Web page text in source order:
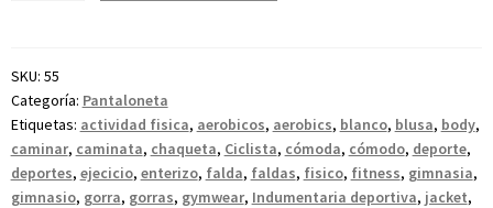
SKU: 55
Categoría: Pantaloneta
Etiquetas: actividad fisica, aerobicos, aerobics, blanco, blusa, body,
caminar, caminata, chaqueta, Ciclista, cómoda, cómodo, deporte,
deportes, ejecicio, enterizo, falda, faldas, fisico, fitness, gimnasia,
gimnasio, gorra, gorras, gymwear, Indumentaria deportiva, jacket,